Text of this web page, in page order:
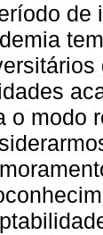
de
o modo